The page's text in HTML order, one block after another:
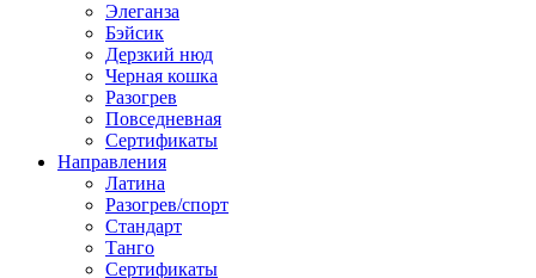
Элеганза
Бэйсик
Дерзкий нюд
Черная кошка
Разогрев
Повседневная
Сертификаты
Направления
Латина
Разогрев/спорт
Стандарт
Танго
Сертификаты